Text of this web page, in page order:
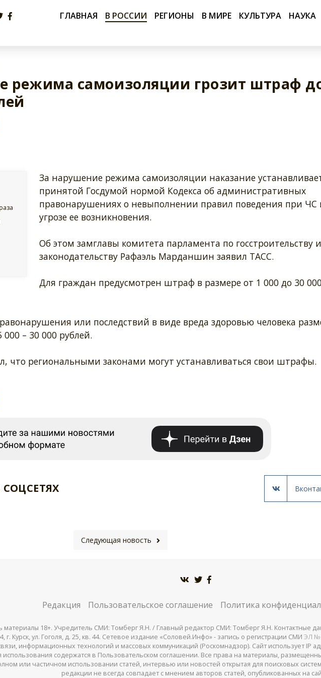
ГЛАВНАЯ В РОССИИ РЕГИОНЫ В МИРЕ КУЛЬТУРА НАУКА
режима самоизоляции грозит штраф
За нарушение режима самоизоляции наказание
принятой Госдумой нормой Кодекса об административных
правонарушениях о невыполнении правил поведения при ЧС
угрозе ее возникновения.
Об этом замглавы комитета парламента по госстроительству и
законодательству Рафаэль Марданшин заявил ТАСС.
Для граждан предусмотрен штраф в размере от 1 000 до 30
или последствий в виде вреда здоровью человека
– 30 000 рублей.
что региональными законами могут устанавливаться свои штрафы.
Следующая новость
Редакция Пользовательское соглашение Политика
материалы 18+. Учредитель СМИ: Томберг Я.Н. / Главный редактор СМИ: Томберг Я.Н. Контактные
г. Курск, ул. Гоголя, д. 25, кв. 44. Сетевое издание «Соловей.Инфо» - запись о регистрации СМИ ЭЛ №
информационных технологий и массовых коммуникаций (Роскомнадзор). Сайт использует IP
использования содержатся в Пользовательском соглашении. Все права на материалы,
или частичном использовании статей, интервью или новостей открытая для поисковых
редакции не всегда совпадает с мнением авторов статей, опубликованных на